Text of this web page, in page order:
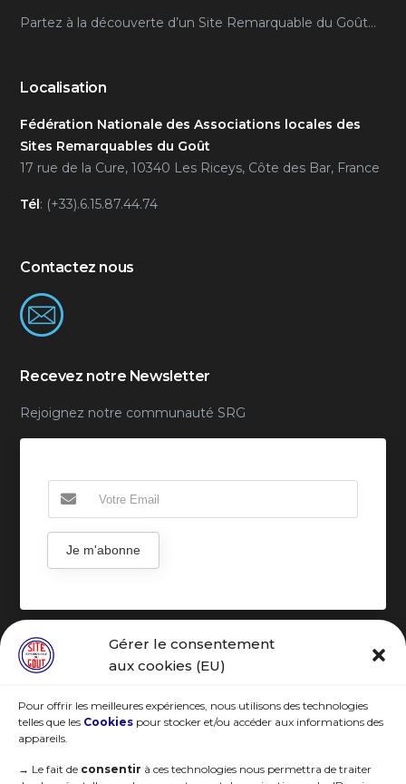
Gérer le consentement
aux cookies (EU)
Pour offrir les meilleures expériences, nous utilisons des technologies
telles que les Cookies pour stocker et/ou accéder aux informations des
appareils.
→ Le fait de consentir à ces technologies nous permettra de traiter
Partez à la découverte d’un Site Remarquable du Goût…
Localisation
Fédération Nationale des Associations locales des
Sites Remarquables du Goût
17 rue de la Cure, 10340 Les Riceys, Côte des Bar, France
Tél: (+33).6.15.87.44.74
Contactez nous
Recevez notre Newsletter
Rejoignez notre communauté SRG
Je m'abonne
R.G.P.D